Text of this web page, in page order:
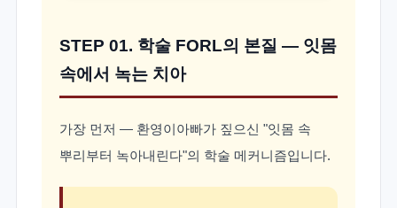
STEP 01. 학술 FORL의 본질 — 잇몸
속에서 녹는 치아
가장 먼저 — 환영이아빠가 짚으신 "잇몸 속
뿌리부터 녹아내린다"의 학술 메커니즘입니다.